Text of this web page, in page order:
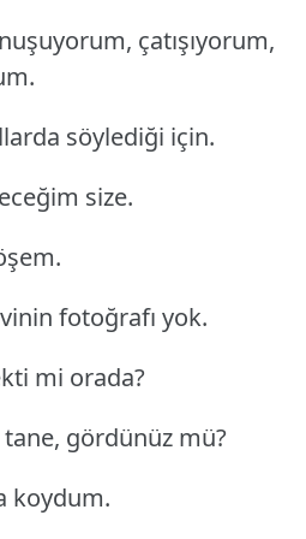
çatışıyorum,
söylediği için.
size.
fotoğrafı yok.
mi orada?
gördünüz mü?
koydum.